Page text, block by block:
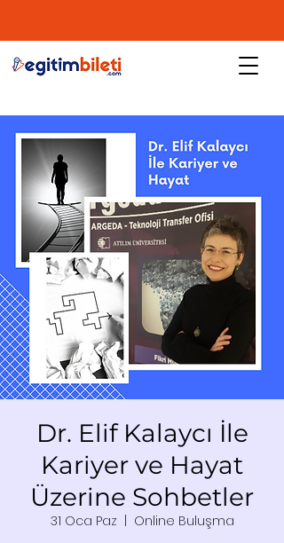
Dr. Elif Kalaycı İle
Kariyer ve Hayat
Üzerine Sohbetler
31 Oca Paz
Online Buluşma